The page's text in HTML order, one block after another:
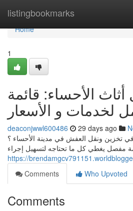
listingbookmarks
Home
Home
1
الأحساء: قائمة
لخدمات و الأسعار
deaconjwwl600486 29 days ago
تخزين ونقل العفش في مدينة الأحساء ؟
مفصل يغطي كل ما تحتاجه لتسهيل إجراء
https://
Comments
Who Upvoted
Comments